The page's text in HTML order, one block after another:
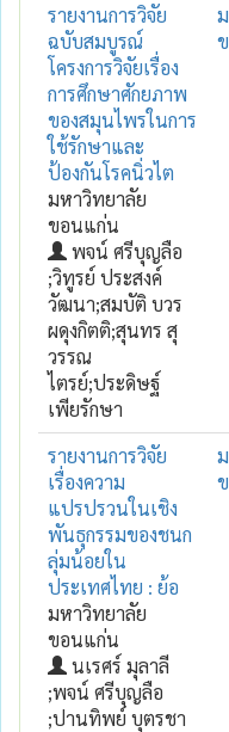
รายงานการวิจัย
ฉบับสมบูรณ์
โครงการวิจัยเรื่อง
การศึกษาศักยภาพ
ของสมุนไพรในการ
ใช้รักษาและ
ป้องกันโรคนิ่วไต
มหาวิทยาลัย
ขอนแก่น
พจน์ ศรีบุญลือ
;วิทูรย์ ประสงค์
วัฒนา;สมบัติ บวร
ผดุงกิตติ;สุนทร สุ
วรรณ
ไตรย์;ประดิษฐ์
เพียรักษา
รายงานการวิจัย
เรื่องความ
แปรปรวนในเชิง
พันธุกรรมของชนก
ลุ่มน้อยใน
ประเทศไทย : ย้อ
มหาวิทยาลัย
ขอนแก่น
นเรศร์ มุลาลี
;พจน์ ศรีบุญลือ
;ปานทิพย์ บุตรชา